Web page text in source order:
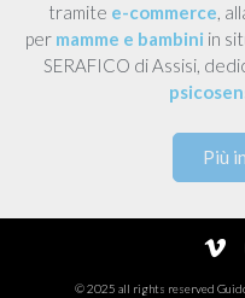
tramite e-commerce,
per mamme e bambini in
SERAFICO di Assisi,
Più
© 2025 all rights reserved